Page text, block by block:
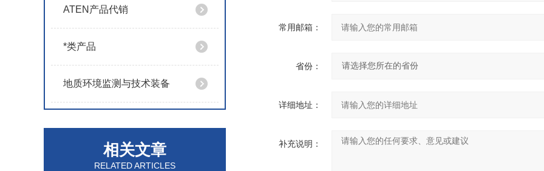
ATEN产品代销
*类产品
地质环境监测与技术装备
相关文章
RELATED ARTICLES
常用邮箱：
省份：
详细地址：
补充说明：